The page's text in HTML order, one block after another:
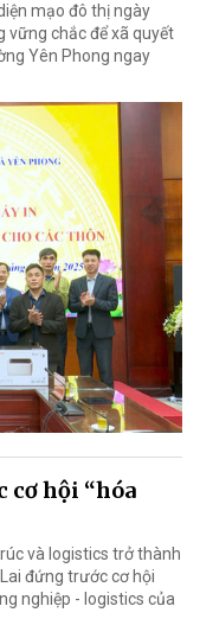
mạo đô thị ngày
vững chắc để xã quyết
Yên Phong ngay
cơ hội “hóa
và logistics trở thành
đứng trước cơ hội
nghiệp - logistics của